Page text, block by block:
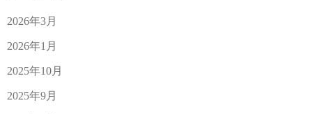
2026年3月
2026年1月
2025年10月
2025年9月